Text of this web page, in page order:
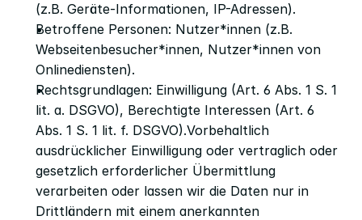
(z.B. Geräte-Informationen, IP-Adressen).
Betroffene Personen: Nutzer*innen (z.B.
Webseitenbesucher*innen, Nutzer*innen von
Onlinediensten).
Rechtsgrundlagen: Einwilligung (Art. 6 Abs. 1 S. 1
lit. a. DSGVO), Berechtigte Interessen (Art. 6
Abs. 1 S. 1 lit. f. DSGVO).Vorbehaltlich
ausdrücklicher Einwilligung oder vertraglich oder
gesetzlich erforderlicher Übermittlung
verarbeiten oder lassen wir die Daten nur in
Drittländern mit einem anerkannten